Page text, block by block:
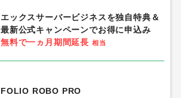
エックスサーバービジネスを独自特典＆
最新公式キャンペーンでお得に申込み
無料で一ヵ月期間延長 相当
FOLIO ROBO PRO